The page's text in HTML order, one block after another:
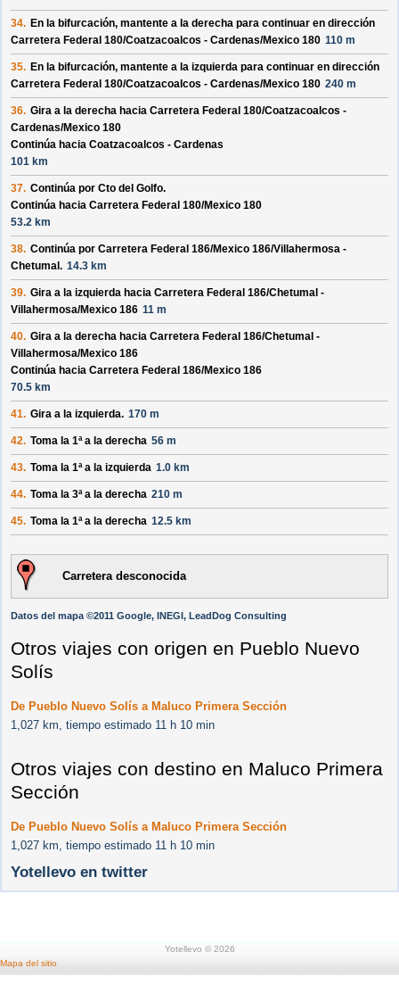
34. En la bifurcación, mantente a la derecha para continuar en dirección
Carretera Federal 180/Coatzacoalcos - Cardenas/Mexico 180 110 m
35. En la bifurcación, mantente a la izquierda para continuar en dirección
Carretera Federal 180/Coatzacoalcos - Cardenas/Mexico 180 240 m
36. Gira a la derecha hacia Carretera Federal 180/Coatzacoalcos -
Cardenas/Mexico 180
Continúa hacia Coatzacoalcos - Cardenas
101 km
37. Continúa por Cto del Golfo.
Continúa hacia Carretera Federal 180/Mexico 180
53.2 km
38. Continúa por Carretera Federal 186/Mexico 186/Villahermosa -
Chetumal . 14.3 km
39. Gira a la izquierda hacia Carretera Federal 186/Chetumal -
Villahermosa/Mexico 186 11 m
40. Gira a la derecha hacia Carretera Federal 186/Chetumal -
Villahermosa/Mexico 186
Continúa hacia Carretera Federal 186/Mexico 186
70.5 km
41. Gira a la izquierda. 170 m
42. Toma la 1ª a la derecha 56 m
43. Toma la 1ª a la izquierda 1.0 km
44. Toma la 3ª a la derecha 210 m
45. Toma la 1ª a la derecha 12.5 km
Carretera desconocida
Datos del mapa ©2011 Google, INEGI, LeadDog Consulting
Otros viajes con origen en Pueblo Nuevo
Solís
De Pueblo Nuevo Solís a Maluco Primera Sección
1,027 km, tiempo estimado 11 h 10 min
Otros viajes con destino en Maluco Primera
Sección
De Pueblo Nuevo Solís a Maluco Primera Sección
1,027 km, tiempo estimado 11 h 10 min
Yotellevo en twitter
Yotellevo © 2026
Mapa del sitio